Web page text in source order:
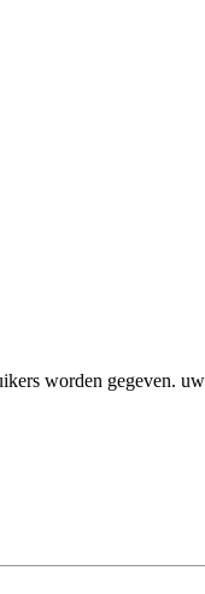
worden gegeven.